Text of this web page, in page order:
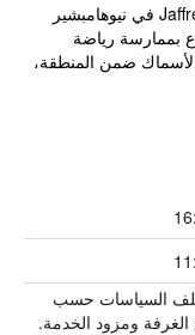
يقع مكان إقامة "The Monadnock Inn" في Jaffrey في نيوهامبشير
بممارسة رياضة
ضمن المنطقة،
السياسات حسب
الغرفة ومزود الخدمة.